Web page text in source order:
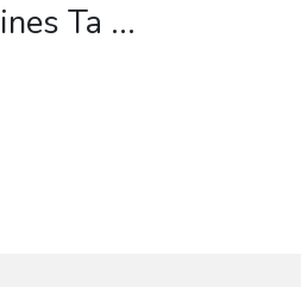
Ta ...